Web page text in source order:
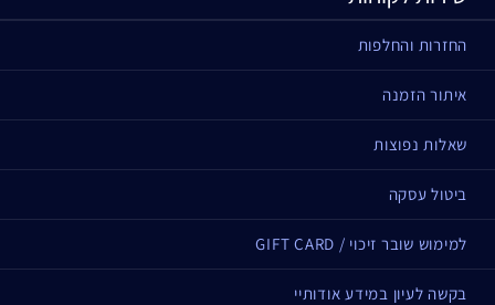
החזרות והחלפות
איתור הזמנה
שאלות נפוצות
ביטול עסקה
למימוש שובר זיכוי / GIFT CARD
בקשה לעיון במידע אודותיי